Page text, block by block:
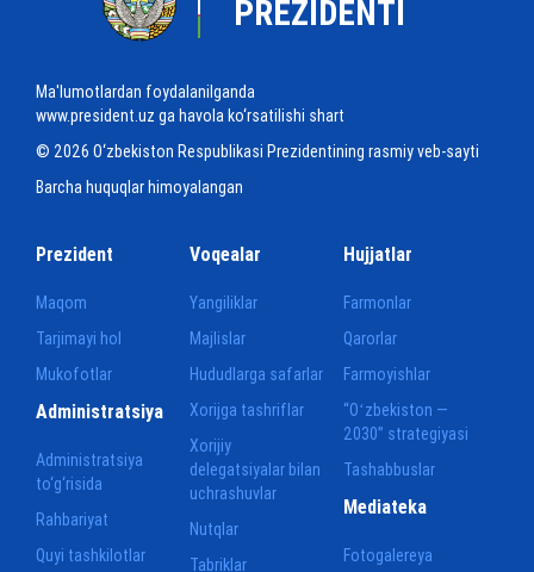
PREZIDENTI
Ma'lumotlardan foydalanilganda
www.president.uz ga havola ko‘rsatilishi shart
© 2026 O‘zbekiston Respublikasi Prezidentining rasmiy veb-sayti
Barcha huquqlar himoyalangan
Prezident
Maqom
Tarjimayi hol
Mukofotlar
Voqealar
Yangiliklar
Majlislar
Hududlarga safarlar
Xorijga tashriflar
Xorijiy
delegatsiyalar bilan
uchrashuvlar
Nutqlar
Tabriklar
Hujjatlar
Farmonlar
Qarorlar
Farmoyishlar
“Oʻzbekiston —
2030” strategiyasi
Tashabbuslar
Administratsiya
Administratsiya
to‘g‘risida
Rahbariyat
Quyi tashkilotlar
Mediateka
Fotogalereya